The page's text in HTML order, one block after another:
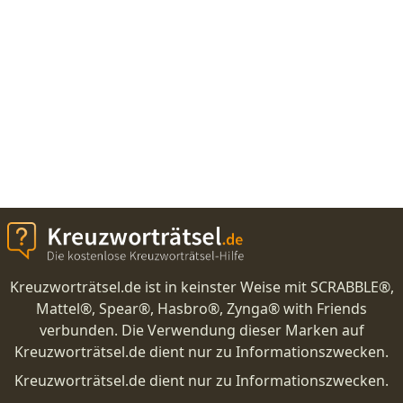
Kreuzworträtsel.de ist in keinster Weise mit SCRABBLE®,
Mattel®, Spear®, Hasbro®, Zynga® with Friends
verbunden. Die Verwendung dieser Marken auf
Kreuzworträtsel.de dient nur zu Informationszwecken.
Kreuzworträtsel.de dient nur zu Informationszwecken.